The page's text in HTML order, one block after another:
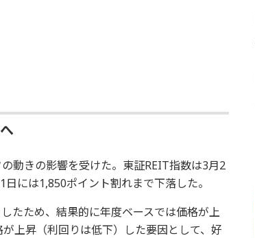
動きの影響を受けた。東証REIT指数は3月2
には1,850ポイント割れまで下落した。
たため、結果的に年度ベースでは価格が上
上昇（利回りは低下）した要因として、好